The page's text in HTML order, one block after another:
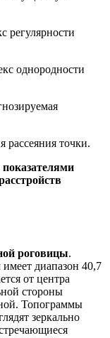
регулярности
однородности
точки.
роговицы.
диапазон 40,7
от центра
стороны
Топограммы
зеркально